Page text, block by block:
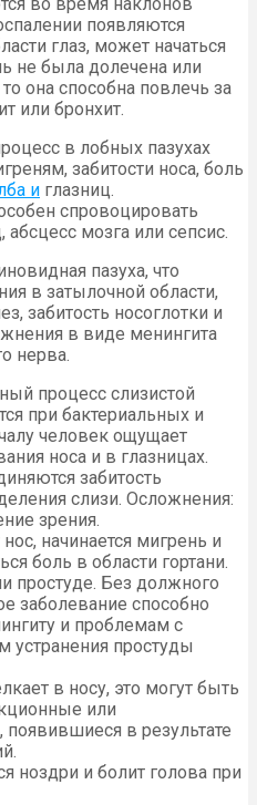
появляются
глаз, может начаться
не была долечена или
она способна повлечь за
или бронхит.
в лобных пазухах
забитости носа, боль
и глазниц.
спровоцировать
мозга или сепсис.
пазуха, что
в затылочной области,
забитость носоглотки и
в виде менингита
нерва.
процесс слизистой
при бактериальных и
человек ощущает
носа и в глазницах.
забитость
слизи. Осложнения:
зрения.
начинается мигрень и
боль в области гортани.
простуде. Без должного
заболевание способно
и проблемам с
простуды
в носу, это могут быть
или
в результате
ноздри и болит голова при